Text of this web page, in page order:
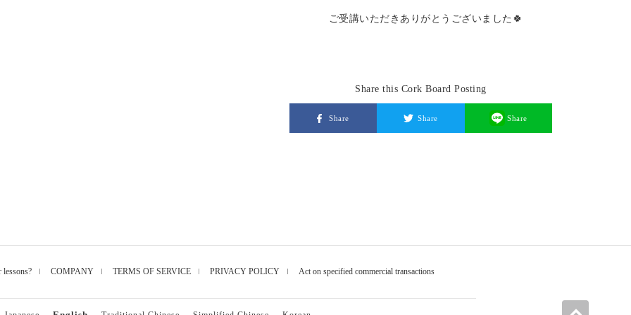
ご受講いただきありがとうございました🍀
Share this Cork Board Posting
Share Share Share
lessons? COMPANY TERMS OF SERVICE PRIVACY POLICY Act on specified commercial transactions